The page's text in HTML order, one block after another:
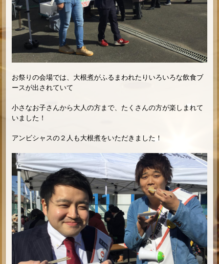
お祭りの会場では、大根煮がふるまわれたりいろいろな飲食ブ
ースが出されていて
小さなお子さんから大人の方まで、たくさんの方が楽しまれて
いました！
アンビシャスの２人も大根煮をいただきました！